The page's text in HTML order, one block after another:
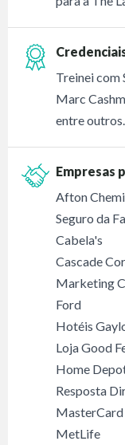
Treinei com
Marc
entre outros.
Empresas
Afton
Seguro da
Cabela's
Cascade
Marketing
Ford
Hotéis
Loja Good
Home
Resposta
MasterCard
MetLife